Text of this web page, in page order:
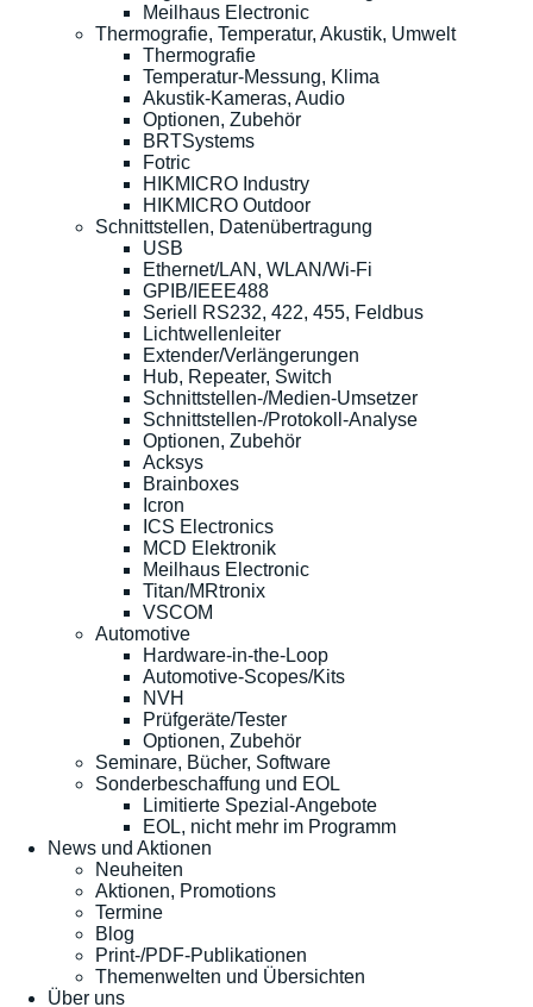
Meilhaus Electronic
Thermografie, Temperatur, Akustik, Umwelt
Thermografie
Temperatur-Messung, Klima
Akustik-Kameras, Audio
Optionen, Zubehör
BRTSystems
Fotric
HIKMICRO Industry
HIKMICRO Outdoor
Schnittstellen, Datenübertragung
USB
Ethernet/LAN, WLAN/Wi-Fi
GPIB/IEEE488
Seriell RS232, 422, 455, Feldbus
Lichtwellenleiter
Extender/Verlängerungen
Hub, Repeater, Switch
Schnittstellen-/Medien-Umsetzer
Schnittstellen-/Protokoll-Analyse
Optionen, Zubehör
Acksys
Brainboxes
Icron
ICS Electronics
MCD Elektronik
Meilhaus Electronic
Titan/MRtronix
VSCOM
Automotive
Hardware-in-the-Loop
Automotive-Scopes/Kits
NVH
Prüfgeräte/Tester
Optionen, Zubehör
Seminare, Bücher, Software
Sonderbeschaffung und EOL
Limitierte Spezial-Angebote
EOL, nicht mehr im Programm
News und Aktionen
Neuheiten
Aktionen, Promotions
Termine
Blog
Print-/PDF-Publikationen
Themenwelten und Übersichten
Über uns